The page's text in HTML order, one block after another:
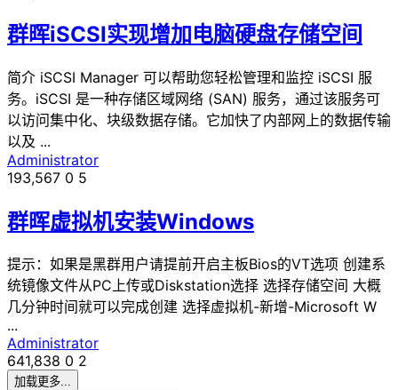
群晖iSCSI实现增加电脑硬盘存储空间
简介 iSCSI Manager 可以帮助您轻松管理和监控 iSCSI 服
务。iSCSI 是一种存储区域网络 (SAN) 服务，通过该服务可
以访问集中化、块级数据存储。它加快了内部网上的数据传输
以及 ...
Administrator
193,567 0 5
群晖虚拟机安装Windows
提示：如果是黑群用户请提前开启主板Bios的VT选项 创建系
统镜像文件从PC上传或Diskstation选择 选择存储空间 大概
几分钟时间就可以完成创建 选择虚拟机-新增-Microsoft W
...
Administrator
641,838 0 2
加载更多...